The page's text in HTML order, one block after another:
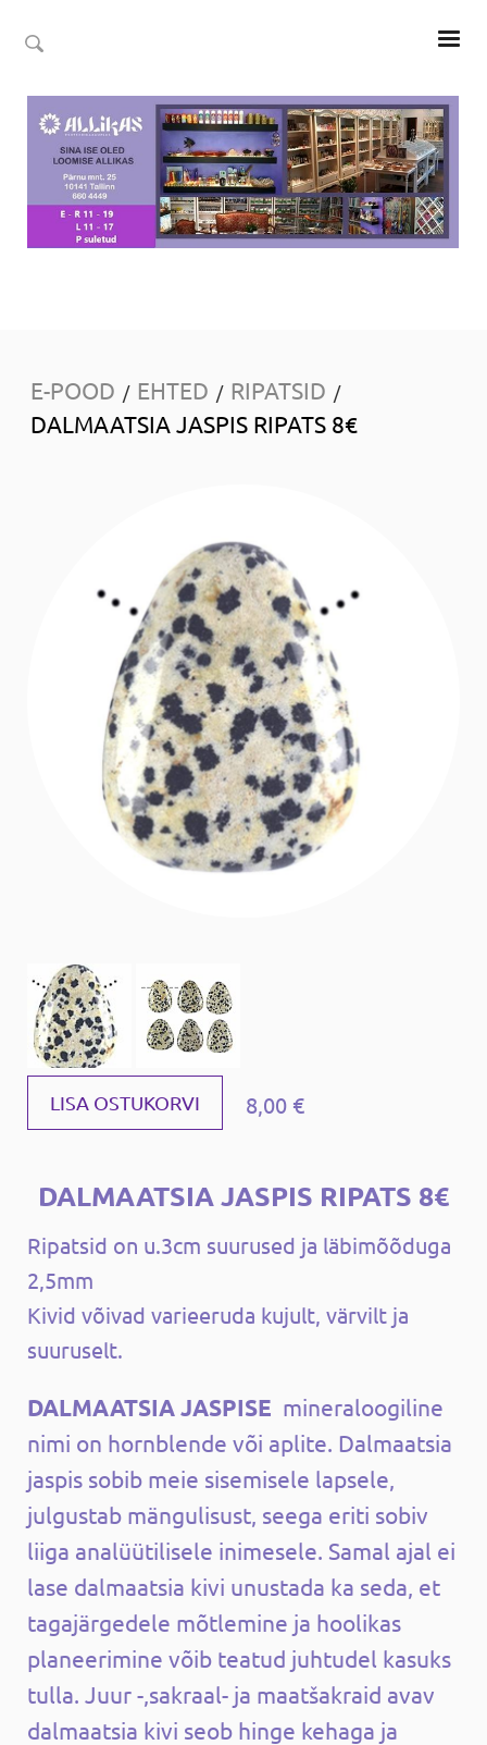
E-POOD / EHTED / RIPATSID /
DALMAATSIA JASPIS RIPATS 8€
LISA OSTUKORVI 8,00 €
DALMAATSIA JASPIS RIPATS 8€
Ripatsid on u.3cm suurused ja läbimõõduga
2,5mm
Kivid võivad varieeruda kujult, värvilt ja
suuruselt.
DALMAATSIA JASPISE mineraloogiline
nimi on hornblende või aplite. Dalmaatsia
jaspis sobib meie sisemisele lapsele,
julgustab mängulisust, seega eriti sobiv
liiga analüütilisele inimesele. Samal ajal ei
lase dalmaatsia kivi unustada ka seda, et
tagajärgedele mõtlemine ja hoolikas
planeerimine võib teatud juhtudel kasuks
tulla. Juur -,sakraal- ja maatšakraid avav
dalmaatsia kivi seob hinge kehaga ja